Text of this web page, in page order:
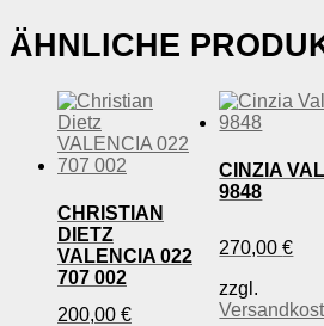
ÄHNLICHE
CHRISTIAN
DIETZ
VALENCIA 022
707 002
200,00 €
CINZIA
9848
270,00€
zzgl.